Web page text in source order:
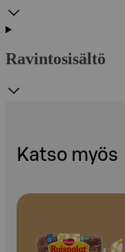
Ravintosisältö
Katso myös